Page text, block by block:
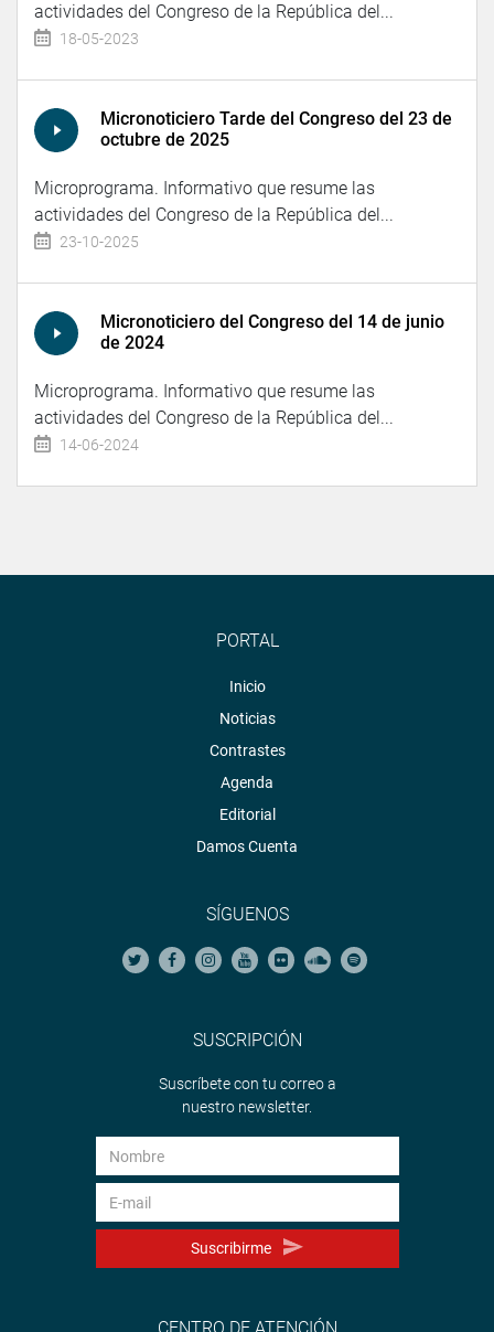
actividades del Congreso de la República del...
18-05-2023
Micronoticiero Tarde del Congreso del 23 de
octubre de 2025
Microprograma. Informativo que resume las
actividades del Congreso de la República del...
23-10-2025
Micronoticiero del Congreso del 14 de junio
de 2024
Microprograma. Informativo que resume las
actividades del Congreso de la República del...
14-06-2024
PORTAL
Inicio
Noticias
Contrastes
Agenda
Editorial
Damos Cuenta
SÍGUENOS
SUSCRIPCIÓN
Suscríbete con tu correo a
nuestro newsletter.
Suscribirme